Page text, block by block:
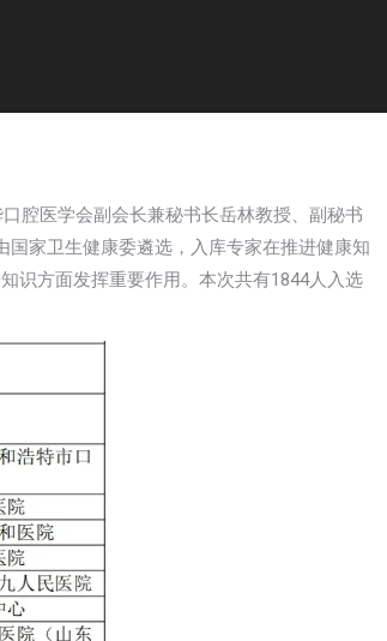
腔医学会副会长兼秘书长岳林教授、副秘书
家卫生健康委遴选，入库专家在推进健康知
识方面发挥重要作用。本次共有1844人入选